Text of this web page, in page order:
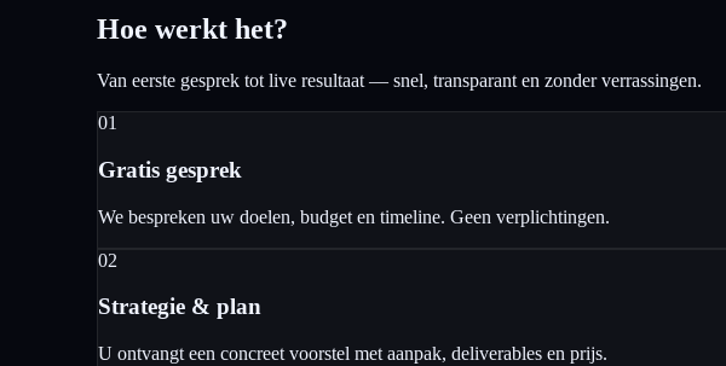
Hoe werkt het?
Van eerste gesprek tot live resultaat — snel, transparant en zonder verrassingen.
01
Gratis gesprek
We bespreken uw doelen, budget en timeline. Geen verplichtingen.
02
Strategie & plan
U ontvangt een concreet voorstel met aanpak, deliverables en prijs.